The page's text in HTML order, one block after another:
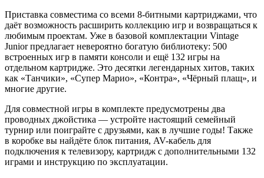
Приставка совместима со всеми 8-битными картриджами, что
даёт возможность расширить коллекцию игр и возвращаться к
любимым проектам. Уже в базовой комплектации Vintage
Junior предлагает невероятно богатую библиотеку: 500
встроенных игр в памяти консоли и ещё 132 игры на
отдельном картридже. Это десятки легендарных хитов, таких
как «Танчики», «Супер Марио», «Контра», «Чёрный плащ», и
многие другие.
Для совместной игры в комплекте предусмотрены два
проводных джойстика — устройте настоящий семейный
турнир или поиграйте с друзьями, как в лучшие годы! Также
в коробке вы найдёте блок питания, AV-кабель для
подключения к телевизору, картридж с дополнительными 132
играми и инструкцию по эксплуатации.